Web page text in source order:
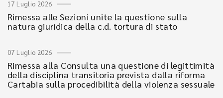
17 Luglio 2026
Rimessa alle Sezioni unite la questione sulla
natura giuridica della c.d. tortura di stato
07 Luglio 2026
Rimessa alla Consulta una questione di legittimità
della disciplina transitoria prevista dalla riforma
Cartabia sulla procedibilità della violenza sessuale